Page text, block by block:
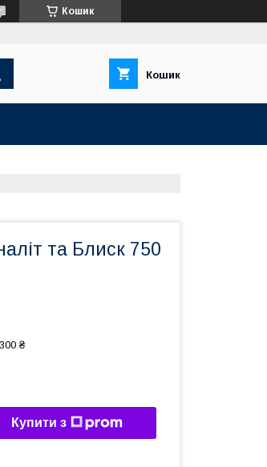
Кошик
Кошик
та Блиск 750
₴
Купити з